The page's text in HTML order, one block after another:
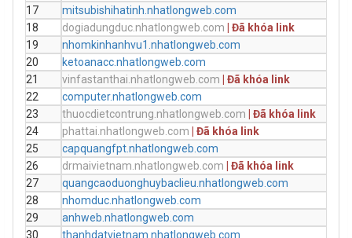
17
mitsubishihatinh.nhatlongweb.com
18
dogiadungduc.nhatlongweb.com | Đã khóa link
19
nhomkinhanhvu1.nhatlongweb.com
20
ketoanacc.nhatlongweb.com
21
vinfastanthai.nhatlongweb.com | Đã khóa link
22
computer.nhatlongweb.com
23
thuocdietcontrung.nhatlongweb.com
| Đã khóa link
24
phattai.nhatlongweb.com | Đã khóa link
25
capquangfpt.nhatlongweb.com
26
drmaivietnam.nhatlongweb.com | Đã khóa link
27
quangcaoduonghuybaclieu.nhatlongweb.com
28
nhomduc.nhatlongweb.com
29
anhweb.nhatlongweb.com
30
thanhdatvietnam.nhatlongweb.com